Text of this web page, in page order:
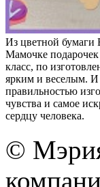
Из цветной бумаги
Мамочке
класс, по
ярким и веселым. И
правильностью
чувства и самое
сердцу человека.
©